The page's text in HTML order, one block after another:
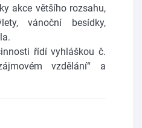
akce většího rozsahu,
vánoční besídky,
řídí vyhláškou č.
vzdělání“ a